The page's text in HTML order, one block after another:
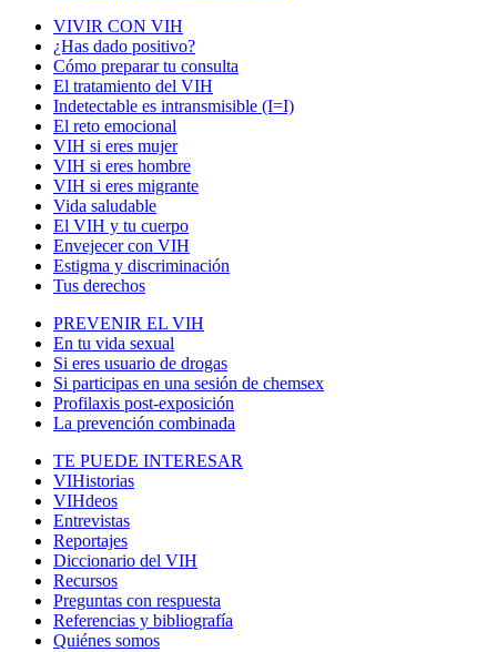
VIVIR CON VIH
¿Has dado positivo?
Cómo preparar tu consulta
El tratamiento del VIH
Indetectable es intransmisible (I=I)
El reto emocional
VIH si eres mujer
VIH si eres hombre
VIH si eres migrante
Vida saludable
El VIH y tu cuerpo
Envejecer con VIH
Estigma y discriminación
Tus derechos
PREVENIR EL VIH
En tu vida sexual
Si eres usuario de drogas
Si participas en una sesión de chemsex
Profilaxis post-exposición
La prevención combinada
TE PUEDE INTERESAR
VIHistorias
VIHdeos
Entrevistas
Reportajes
Diccionario del VIH
Recursos
Preguntas con respuesta
Referencias y bibliografía
Quiénes somos